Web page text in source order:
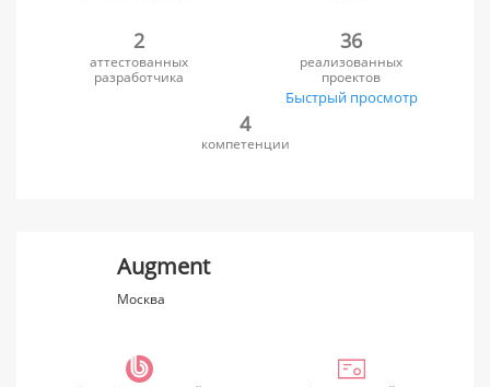
2
аттестованных
разработчика
36
реализованных
проектов
Быстрый просмотр
4
компетенции
Augment
Москва